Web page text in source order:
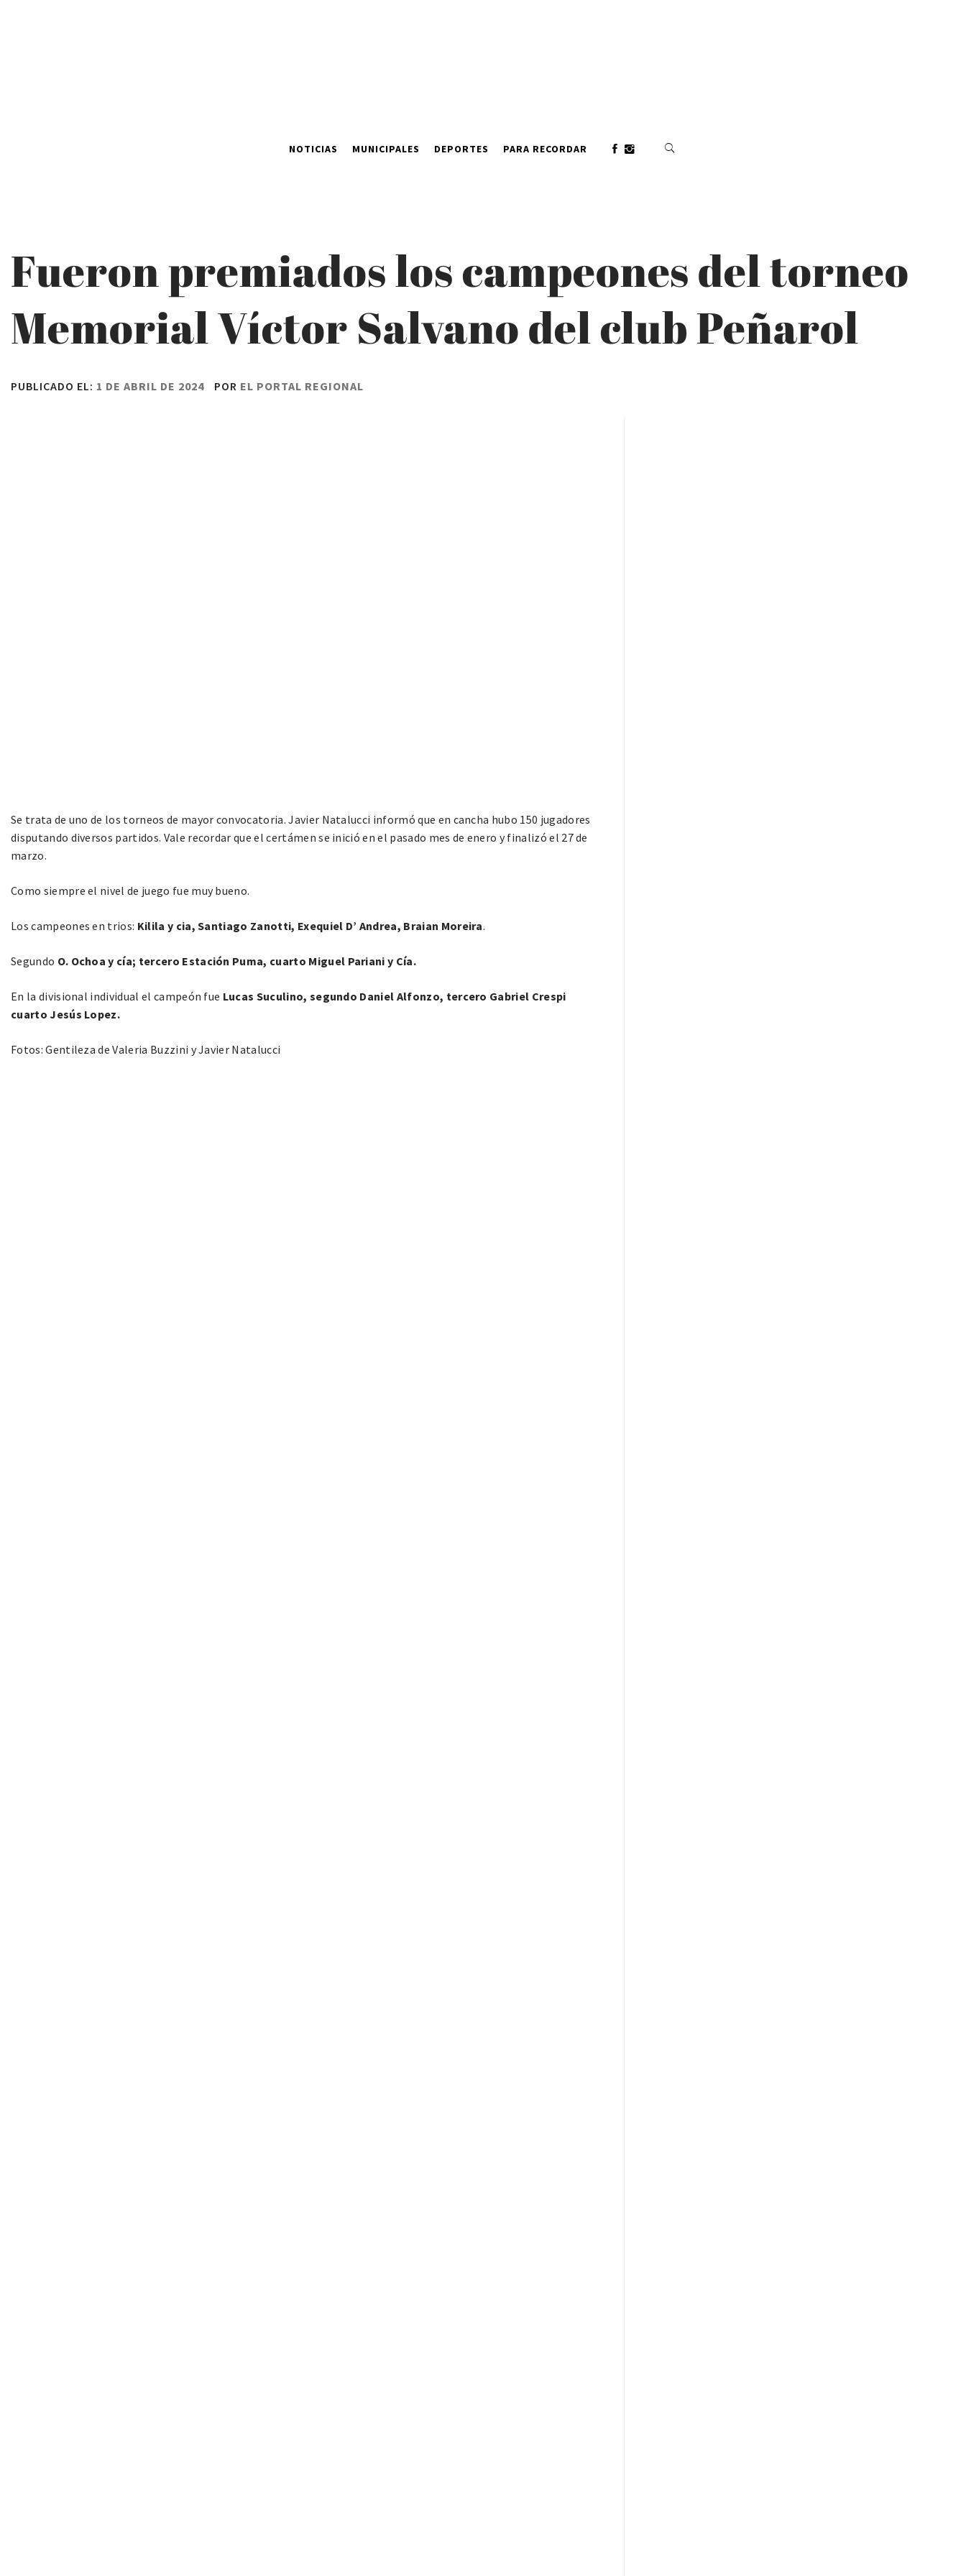
NOTICIAS MUNICIPALES DEPORTES PARA RECORDAR
Fueron premiados los campeones del torneo
Memorial Víctor Salvano del club Peñarol
PUBLICADO EL: 1 DE ABRIL DE 2024 POR EL PORTAL REGIONAL
Se trata de uno de los torneos de mayor convocatoria. Javier Natalucci informó que en cancha hubo 150 jugadores
disputando diversos partidos. Vale recordar que el certámen se inició en el pasado mes de enero y finalizó el 27 de
marzo.
Como siempre el nivel de juego fue muy bueno.
Los campeones en trios: Kilila y cia, Santiago Zanotti, Exequiel D’ Andrea, Braian Moreira.
Segundo O. Ochoa y cía; tercero Estación Puma, cuarto Miguel Pariani y Cía.
En la divisional individual el campeón fue Lucas Suculino, segundo Daniel Alfonzo, tercero Gabriel Crespi
cuarto Jesús Lopez.
Fotos: Gentileza de Valeria Buzzini y Javier Natalucci